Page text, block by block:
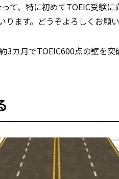
て、特に初めてTOEIC受験に
ます。どうぞよろしくお願い
3カ月でTOEIC600点の壁を